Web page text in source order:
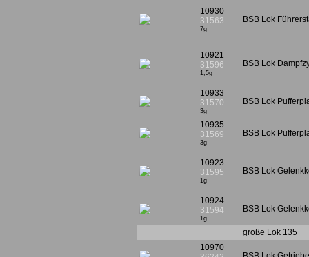
10930
31563
7g
BSB Lok
10921
31596
1,5g
BSB Lok
10933
31570
3g
BSB Lok
10935
31569
3g
BSB Lok
10923
31595
1g
BSB Lok
10924
31594
1g
BSB Lok
große Lok 135
10970